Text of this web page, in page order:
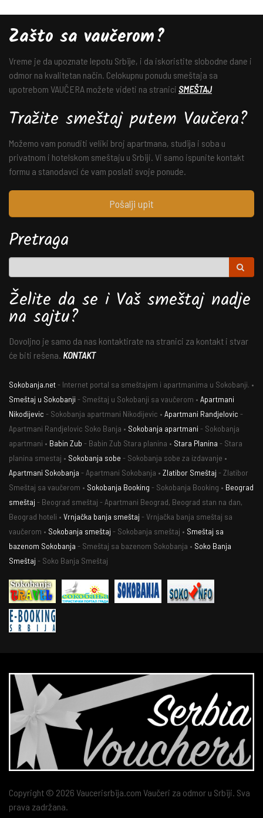
Zašto sa vaučerom?
Vreme je da upoznate lepotu Srbije, i da iskoristite slobodne dane i
odmor na kvalitetan način. Celokupnu ponudu smeštaja sa
upotrebom VAUČERA možete videti na stranici SMEŠTAJ
Tražite smeštaj putem Vaučera?
Možemo vam ponuditi veliki broj apartmana, studija i soba u
privatnom i hotelskom smeštaju u Srbiji. Vi samo ispunite kontakt
formu a stanodavci će vam poslati svoje ponude.
Pošalji upit
Pretraga
Želite da se i Vaš smeštaj nadje
na sajtu?
Dovoljno je samo da nas kontaktirate na stranici za kontakt i stvar
će biti rešena. KONTAKT
Sokobanja.net- Internet portal sa smeštajem i apartmanima u Sokobanji. •
Smeštaj u Sokobanji - Smeštaj u Sokobanji sa vaučerom • Apartmani
Nikodijevic - Sokobanja apartmani Nikodijevic • Apartmani Randjelovic -
Apartmani Randjelovic Soko Banja • Sokobanja apartmani - Sokobanja
apartmani • Babin Zub - Babin Zub Stara planina • Stara Planina - Stara
planina smestaj • Sokobanja sobe - Sokobanja sobe za izdavanje •
Apartmani Sokobanja - Apartmani Sokobanja • Zlatibor Smeštaj - Zlatibor
Smeštaj sa vaučerom • Sokobanja Booking - Sokobanja Booking • Beograd
smeštaj - Beograd smeštaj - Apartmani Beograd, Beograd stan na dan,
Beograd hoteli • Vrnjačka banja smeštaj - Vrnjačka banja smeštaj sa
vaučerom • Sokobanja smeštaj - Sokobanja smeštaj • Smeštaj sa
bazenom Sokobanja - Smeštaj sa bazenom Sokobanja • Soko Banja
Smeštaj - Soko Banja Smeštaj
Copyright © 2026 Vaucerisrbija.com Vaučeri za odmor u Srbiji. Sva
prava zadržana.